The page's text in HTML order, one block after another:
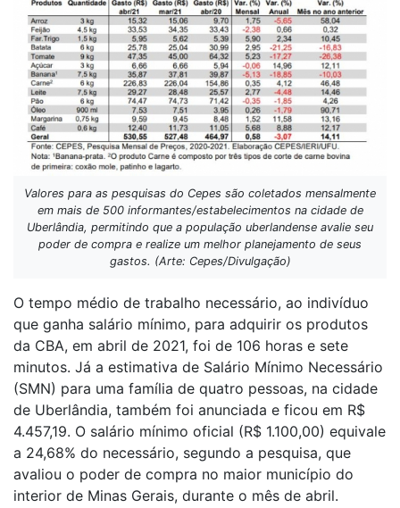
Valores para as pesquisas do Cepes são coletados mensalmente
em mais de 500 informantes/estabelecimentos na cidade de
Uberlândia, permitindo que a população uberlandense avalie seu
poder de compra e realize um melhor planejamento de seus
gastos. (Arte: Cepes/Divulgação)
O tempo médio de trabalho necessário, ao indivíduo
que ganha salário mínimo, para adquirir os produtos
da CBA, em abril de 2021, foi de 106 horas e sete
minutos. Já a estimativa de Salário Mínimo Necessário
(SMN) para uma família de quatro pessoas, na cidade
de Uberlândia, também foi anunciada e ficou em R$
4.457,19. O salário mínimo oficial (R$ 1.100,00) equivale
a 24,68% do necessário, segundo a pesquisa, que
avaliou o poder de compra no maior município do
interior de Minas Gerais, durante o mês de abril.